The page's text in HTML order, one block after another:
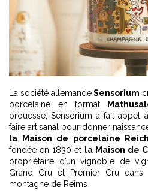
La société allemandeSensorium
porcelaine en format
prouesse, Sensorium a fait appel
faire artisanal pour donner
la Maison de porcelaine
fondée en 1830 et la Maison de
propriétaire d’un vignoble de
Grand Cru et Premier Cru
montagne de Reims